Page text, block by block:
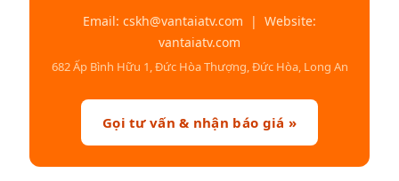
Email: cskh@vantaiatv.com | Website:
vantaiatv.com
682 Ấp Bình Hữu 1, Đức Hòa Thượng, Đức Hòa, Long An
Gọi tư vấn & nhận báo giá »